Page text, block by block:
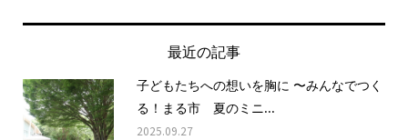
最近の記事
子どもたちへの想いを胸に 〜みんなでつく
る！まる市 夏のミニ...
2025.09.27